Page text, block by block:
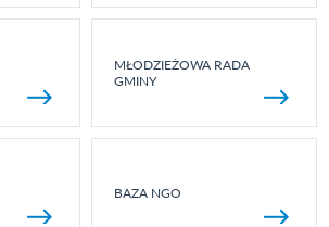
MŁODZIEŻOWA RADA
GMINY
BAZA NGO